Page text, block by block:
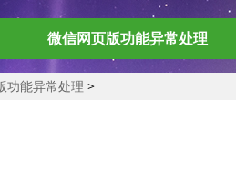
微信网页版功能异常处理
功能异常处理 >